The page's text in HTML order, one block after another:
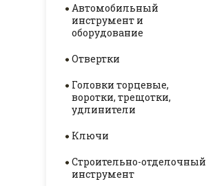
Автомобильный
инструмент и
оборудование
Отвертки
Головки торцевые,
воротки, трещотки,
удлинители
Ключи
Строительно-отделочный
инструмент